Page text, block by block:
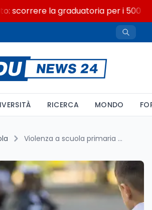
scorrere la graduatoria per i 500
RICERCA MONDO
Violenza a scuola primaria di Voghera: nonno aggredisce un bambino accusandolo di bullismo verso la nipote